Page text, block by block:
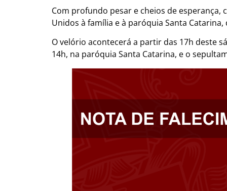
Com profundo pesar e cheios de
Unidos à família e à paróquia Santa
O velório acontecerá a partir das 17h deste
14h, na paróquia Santa Catarina, e o